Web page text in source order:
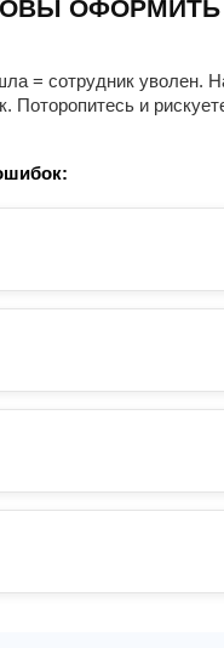
= сотрудник уволен.
и